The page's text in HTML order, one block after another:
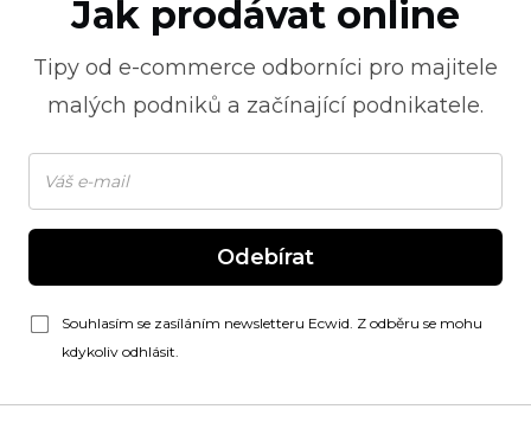
Jak prodávat online
Tipy od e-commerce odborníci pro majitele
malých podniků a začínající podnikatele.
Odebírat
Souhlasím se zasíláním newsletteru Ecwid. Z odběru se mohu
kdykoliv odhlásit.